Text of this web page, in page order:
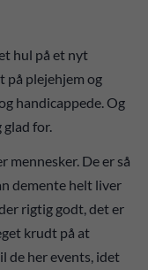
hul på et nyt
på plejehjem og
handicappede. Og
glad for.
mennesker. De er så
demente helt liver
rigtig godt, det er
krudt på at
de her events, idet